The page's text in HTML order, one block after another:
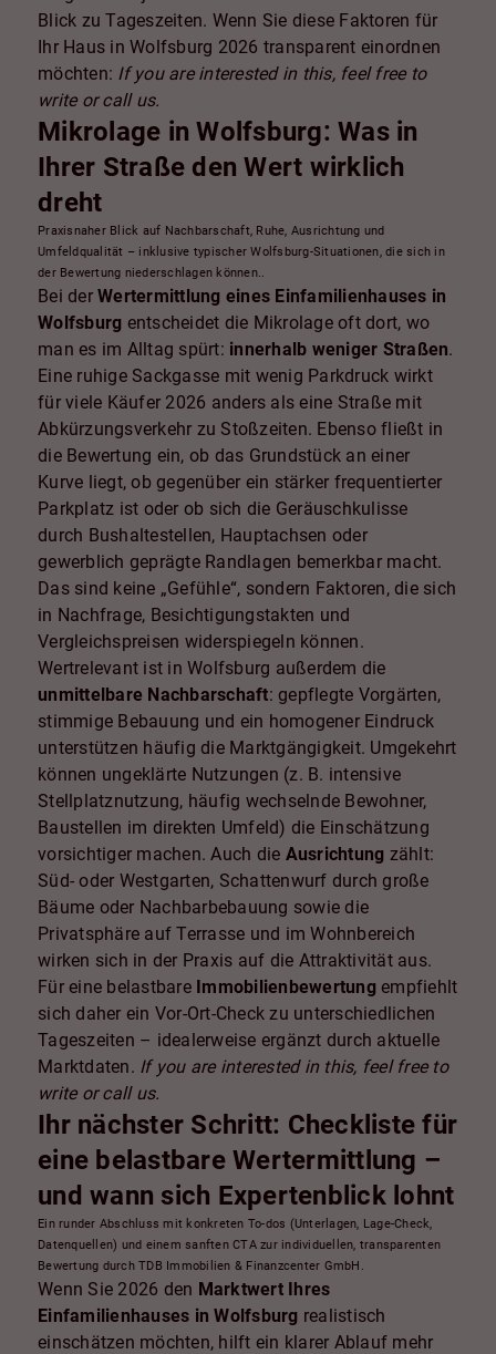
Blick zu Tageszeiten. Wenn Sie diese Faktoren für
Ihr Haus in Wolfsburg 2026 transparent einordnen
möchten: If you are interested in this, feel free to
write or call us.
Mikrolage in Wolfsburg: Was in
Ihrer Straße den Wert wirklich
dreht
Praxisnaher Blick auf Nachbarschaft, Ruhe, Ausrichtung und
Umfeldqualität – inklusive typischer Wolfsburg-Situationen, die sich in
der Bewertung niederschlagen können..
Bei derWertermittlung eines Einfamilienhauses in
Wolfsburg entscheidet die Mikrolage oft dort, wo
man es im Alltag spürt: innerhalb weniger Straßen.
Eine ruhige Sackgasse mit wenig Parkdruck wirkt
für viele Käufer 2026 anders als eine Straße mit
Abkürzungsverkehr zu Stoßzeiten. Ebenso fließt in
die Bewertung ein, ob das Grundstück an einer
Kurve liegt, ob gegenüber ein stärker frequentierter
Parkplatz ist oder ob sich die Geräuschkulisse
durch Bushaltestellen, Hauptachsen oder
gewerblich geprägte Randlagen bemerkbar macht.
Das sind keine „Gefühle“, sondern Faktoren, die sich
in Nachfrage, Besichtigungstakten und
Vergleichspreisen widerspiegeln können.
Wertrelevant ist in Wolfsburg außerdem die
unmittelbare Nachbarschaft: gepflegte Vorgärten,
stimmige Bebauung und ein homogener Eindruck
unterstützen häufig die Marktgängigkeit. Umgekehrt
können ungeklärte Nutzungen (z. B. intensive
Stellplatznutzung, häufig wechselnde Bewohner,
Baustellen im direkten Umfeld) die Einschätzung
vorsichtiger machen. Auch die Ausrichtung zählt:
Süd- oder Westgarten, Schattenwurf durch große
Bäume oder Nachbarbebauung sowie die
Privatsphäre auf Terrasse und im Wohnbereich
wirken sich in der Praxis auf die Attraktivität aus.
Für eine belastbare Immobilienbewertungempfiehlt
sich daher ein Vor-Ort-Check zu unterschiedlichen
Tageszeiten – idealerweise ergänzt durch aktuelle
Marktdaten. If you are interested in this, feel free to
write or call us.
Ihr nächster Schritt: Checkliste für
eine belastbare Wertermittlung –
und wann sich Expertenblick lohnt
Ein runder Abschluss mit konkreten To-dos (Unterlagen, Lage-Check,
Datenquellen) und einem sanften CTA zur individuellen, transparenten
Bewertung durch TDB Immobilien & Finanzcenter GmbH.
Wenn Sie 2026 den Marktwert Ihres
Einfamilienhauses in Wolfsburg realistisch
einschätzen möchten, hilft ein klarer Ablauf mehr